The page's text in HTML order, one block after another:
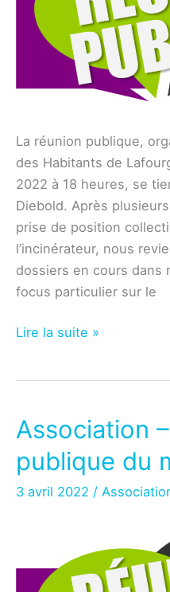
La réunion publique,
des Habitants de
2022 à 18 heures, se
Diebold. Après
prise de position
l’incinérateur, nous
dossiers en cours dans
focus particulier sur le
Association
du
mardi
6
décembre
Lire la suite »
Association
publique du
3 avril 2022 /